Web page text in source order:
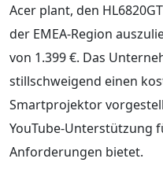
Acer plant, den
der EMEA-Region
von 1.399 €. Das
stillschweigend einen
Smartprojektor
YouTube-Unterstützung
Anforderungen bietet.